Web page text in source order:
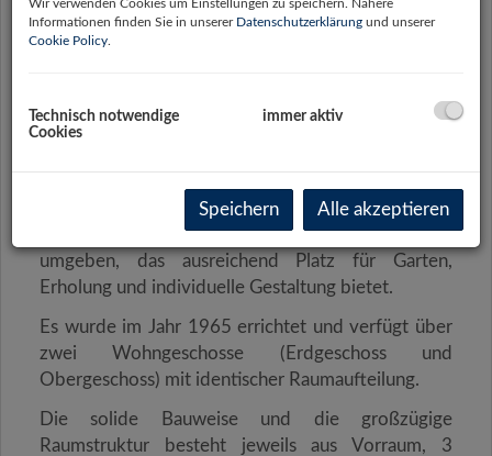
steht am Ende einer Sackgasse und
ist von einem schönen, gepflegten Grundstück
umgeben, das ausreichend Platz für Garten,
Erholung und individuelle Gestaltung bietet.
Es wurde im Jahr 1965 errichtet und verfügt über
zwei Wohngeschosse (Erdgeschoss und
Obergeschoss) mit identischer Raumaufteilung.
Die solide Bauweise und die großzügige
Raumstruktur besteht jeweils aus Vorraum, 3
Wir verwenden Cookies um Einstellungen zu speichern. Nähere
Informationen finden Sie in unserer Datenschutzerklärung und unserer
Cookie Policy
Technisch notwendige
Cookies
immer aktiv
Speichern Alle akzeptieren